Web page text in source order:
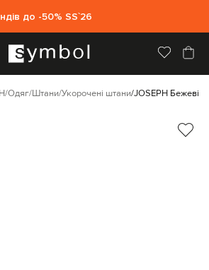
до -50% SS`26
Одяг Штани Укорочені штани JOSEPH Бежеві